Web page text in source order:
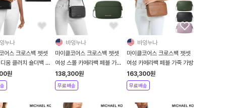
누나
어스 크로스백 젯셋
움 클러치 숄더백 가
원
바잉누나
마이클코어스 크로스백 젯셋
여성 스몰 카메라백 페블 가죽
크로스바디 가방
138,300원
무료배송
바잉누나
마이클코어스 크로스백 젯셋
여성 카메라백 페블 가죽 가방
163,300원
무료배송